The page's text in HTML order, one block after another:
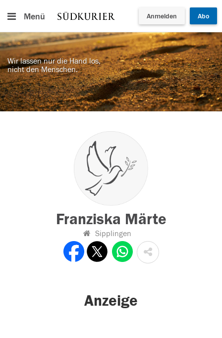
Menü Anmelden Abo
Wir lassen nur die Hand los,
nicht den Menschen.
Franziska Märte
Sipplingen
Anzeige